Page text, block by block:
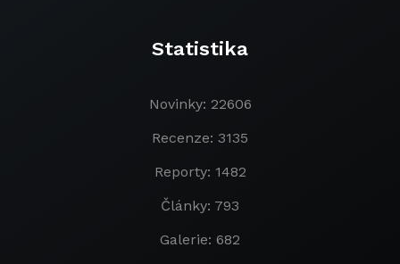
Statistika
Novinky: 22606
Recenze: 3135
Reporty: 1482
Články: 793
Galerie: 682